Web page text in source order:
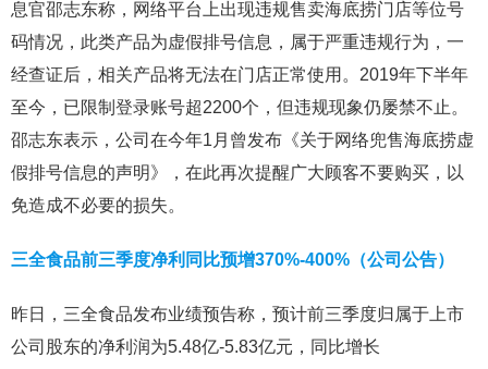
息官邵志东称，网络平台上出现违规售卖海底捞门店等位号
码情况，此类产品为虚假排号信息，属于严重违规行为，一
经查证后，相关产品将无法在门店正常使用。2019年下半年
至今，已限制登录账号超2200个，但违规现象仍屡禁不止。
邵志东表示，公司在今年1月曾发布《关于网络兜售海底捞虚
假排号信息的声明》，在此再次提醒广大顾客不要购买，以
免造成不必要的损失。
三全食品前三季度净利同比预增370%-400%（公司公告）
昨日，三全食品发布业绩预告称，预计前三季度归属于上市
公司股东的净利润为5.48亿-5.83亿元，同比增长